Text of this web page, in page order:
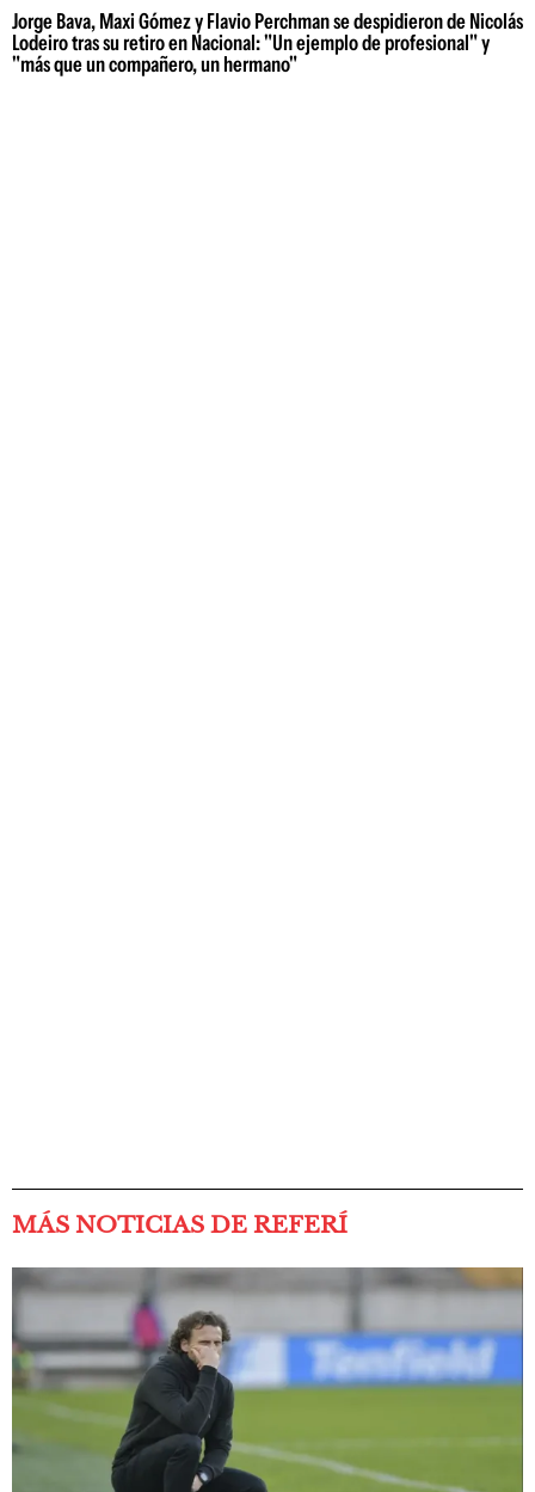
Jorge Bava, Maxi Gómez y Flavio Perchman se despidieron de Nicolás
Lodeiro tras su retiro en Nacional: "Un ejemplo de profesional" y
"más que un compañero, un hermano"
MÁS NOTICIAS DE REFERÍ